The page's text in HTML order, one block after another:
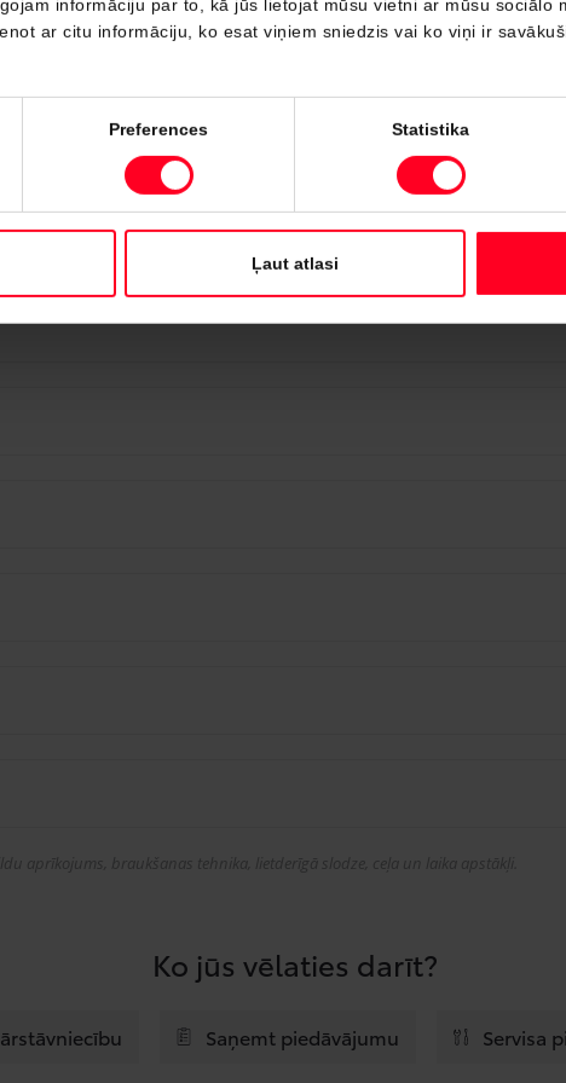
informāciju par to, kā jūs lietojat mūsu vietni ar mūsu sociālo
ar citu informāciju, ko esat viņiem sniedzis vai ko viņi ir
Preferences Statistika
Ļaut atlasi
aprīkojums, braukšanas tehnika, lietderīgā slodze, ceļa un laika apstākļi.
Ko jūs vēlaties darīt?
Saņemt piedāvājumu Servisa